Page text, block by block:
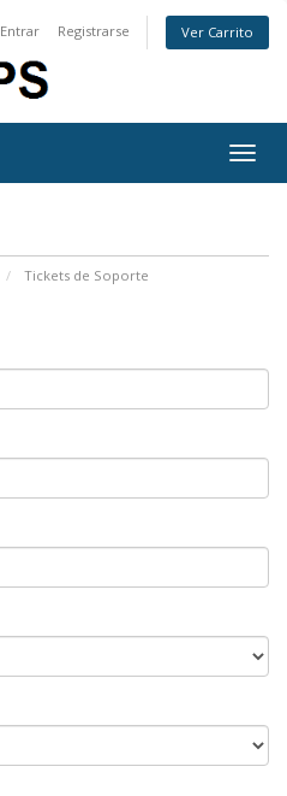
Entrar Registrarse Ver Carrito
Tickets de Soporte